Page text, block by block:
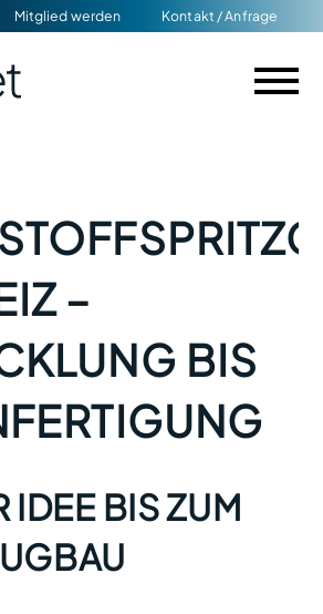
Mitglied werden Kontakt / Anfrage
–
BIS
IDEE BIS ZUM